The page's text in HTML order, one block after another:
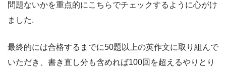
問題ないかを重点的にこちらでチェックするように心がけ
ました.
最終的には合格するまでに50題以上の英作文に取り組んで
いただき、書き直し分も含めれば100回を超えるやりとり